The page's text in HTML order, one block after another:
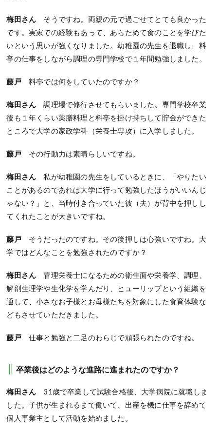
梅田さん そうですね。両親の元で過ごせてとても良かった
です。実家での経験もあって、あらためて食のことを学びた
いという思いが強くなりました。幼稚園の先生を退職し、料
亭の仕事をしながら調理の専門学校で１年間勉強しました。
藤戸料亭では何をしていたのですか？
梅田さん 調理場で修行させてもらいました。専門学校卒業
後も１年くらい薬膳料理と料亭を掛け持ちして貯金ができた
ところで大学の家政学科（栄養士専攻）に入学しました。
藤戸その行動力は素晴らしいですね。
梅田さん 私が幼稚園の先生をしているときに、「やりたい
ことがあるのであれば大学に行って勉強したほうがいいんじ
ゃない？」と、当時付き合っていた彼（夫）が背中を押しし
てくれたことが大きいですね。
藤戸そうだったのですね。その後押しは心強いですね。大
学ではどんなことを勉強されたのですか？
梅田さん 管理栄養士になるための衛生面や栄養学、調理、
解剖生理学や生化学を学んだり、ヒューリップという組織を
通して、小さなお子様とお母様たちを対象にした食育体験な
どもさせていただきました。
藤戸仕事と勉強と二足のわらじで頑張られたのですね。
卒業後はどのような進路に進まれたのですか？
梅田さん 31歳で卒業して試験合格後、大学病院に就職しま
した。子供が生まれるまで働いて、出産を機に仕事を辞めて
個人事業主として活動を始めました。